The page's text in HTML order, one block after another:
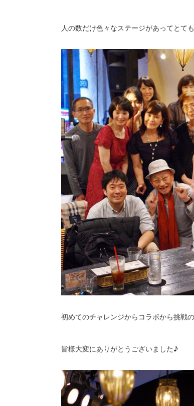
人の数だけ色々なステージがあってとても
初めてのチャレンジからコラボから挑戦
皆様大変にありがとうございました♪